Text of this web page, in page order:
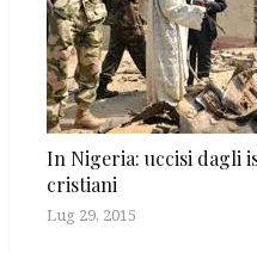
In Nigeria: uccisi dagli
cristiani
Lug 29, 2015